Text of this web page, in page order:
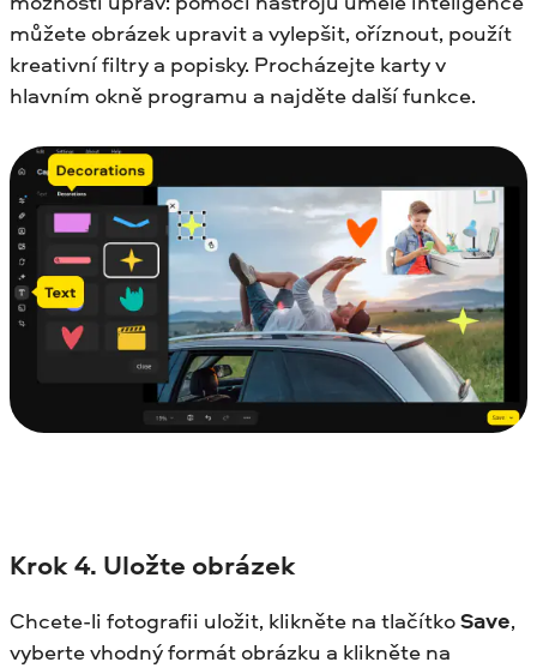
můžete obrázek upravit a vylepšit, oříznout, použít
kreativní filtry a popisky. Procházejte karty v
hlavním okně programu a najděte další funkce.
Krok 4. Uložte obrázek
Chcete-li fotografii uložit, klikněte na tlačítkoSave,
vyberte vhodný formát obrázku a klikněte na